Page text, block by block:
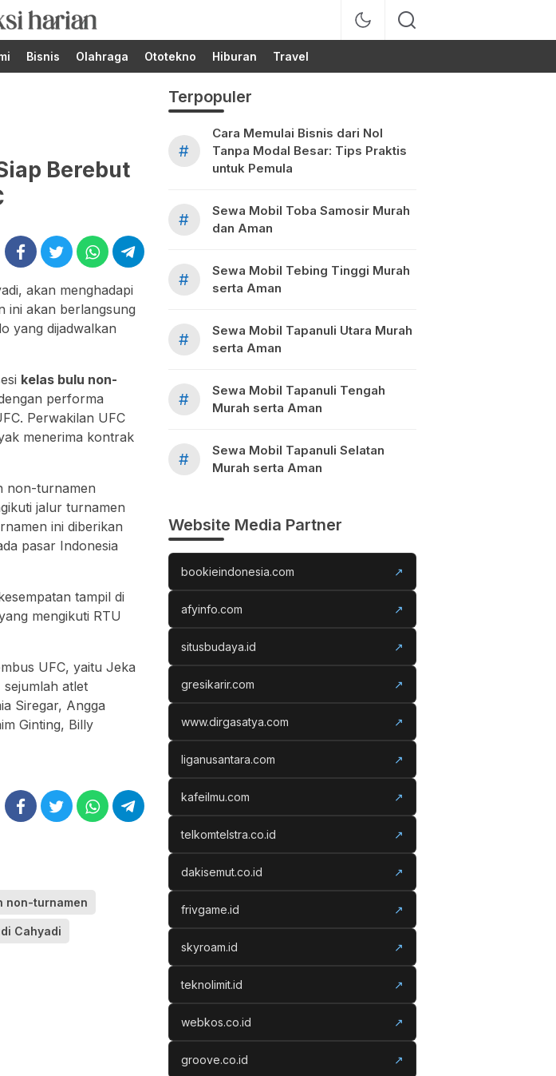
dari
Bisnis Olahraga Ototekno Hiburan Travel
Berebut
, akan menghadapi
ini akan berlangsung
yang dijadwalkan
kelas bulu non-
performa
Perwakilan UFC
menerima kontrak
non-turnamen
jalur turnamen
ini diberikan
pasar Indonesia
tampil di
mengikuti RTU
UFC, yaitu Jeka
atlet
Siregar, Angga
Ginting, Billy
non-turnamen
Cahyadi
Terpopuler
#
Cara Memulai Bisnis dari Nol
Tanpa Modal Besar: Tips Praktis
untuk Pemula
#
Sewa Mobil Toba Samosir Murah
dan Aman
#
Sewa Mobil Tebing Tinggi Murah
serta Aman
#
Sewa Mobil Tapanuli Utara Murah
serta Aman
#
Sewa Mobil Tapanuli Tengah
Murah serta Aman
#
Sewa Mobil Tapanuli Selatan
Murah serta Aman
Website Media Partner
bookieindonesia.com ↗
afyinfo.com ↗
situsbudaya.id ↗
gresikarir.com ↗
www.dirgasatya.com ↗
liganusantara.com ↗
kafeilmu.com ↗
telkomtelstra.co.id ↗
dakisemut.co.id ↗
frivgame.id ↗
skyroam.id ↗
teknolimit.id ↗
webkos.co.id ↗
groove.co.id ↗